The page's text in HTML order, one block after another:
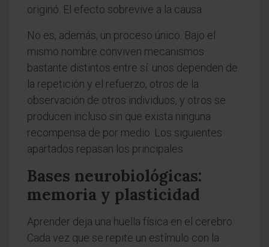
originó. El efecto sobrevive a la causa.
No es, además, un proceso único. Bajo el
mismo nombre conviven mecanismos
bastante distintos entre sí: unos dependen de
la repetición y el refuerzo, otros de la
observación de otros individuos, y otros se
producen incluso sin que exista ninguna
recompensa de por medio. Los siguientes
apartados repasan los principales.
Bases neurobiológicas:
memoria y plasticidad
Aprender deja una huella física en el cerebro.
Cada vez que se repite un estímulo con la